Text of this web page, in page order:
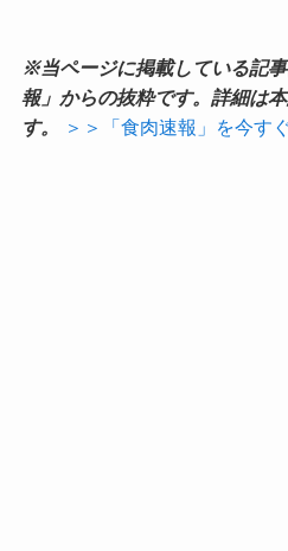
※当ページに掲載している記
報」からの抜粋です。詳細は
す。
＞＞「食肉速報」を今す